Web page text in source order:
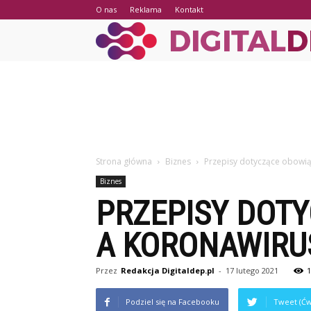
O nas Reklama Kontakt
Strona główna Biznes Przepisy dotyczące
Biznes
PRZEPISY
A
Przez Redakcja Digitaldep.pl - 17 lutego 2021
Podziel się na Facebooku Tweet